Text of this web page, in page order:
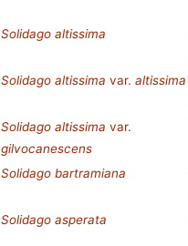
Solidago altissima
Solidago altissima var. altissima
Solidago altissima var.
gilvocanescens
Solidago bartramiana
Solidago asperata